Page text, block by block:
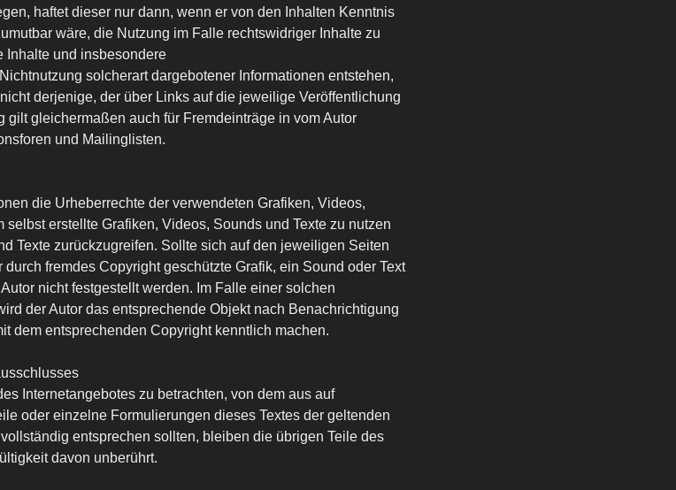
haftet dieser nur dann, wenn er von den Inhalten Kenntnis
wäre, die Nutzung im Falle rechtswidriger Inhalte zu
Inhalte und insbesondere
solcherart dargebotener Informationen entstehen,
derjenige, der über Links auf die jeweilige Veröffentlichung
gilt gleichermaßen auch für Fremdeinträge in vom Autor
und Mailinglisten.
die Urheberrechte der verwendeten Grafiken, Videos,
selbst erstellte Grafiken, Videos, Sounds und Texte zu nutzen
Texte zurückzugreifen. Sollte sich auf den jeweiligen Seiten
fremdes Copyright geschützte Grafik, ein Sound oder Text
nicht festgestellt werden. Im Falle einer solchen
der Autor das entsprechende Objekt nach Benachrichtigung
dem entsprechenden Copyright kenntlich machen.
Internetangebotes zu betrachten, von dem aus auf
oder einzelne Formulierungen dieses Textes der geltenden
entsprechen sollten, bleiben die übrigen Teile des
davon unberührt.